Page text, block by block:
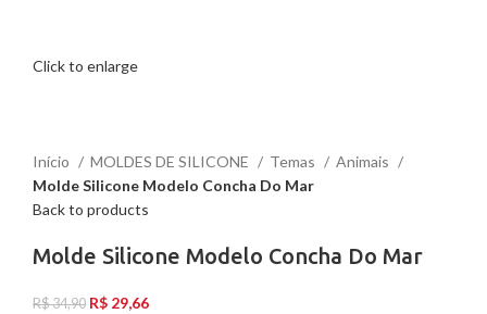
Click to enlarge
Início MOLDES DE SILICONE Temas
Animais
Molde Silicone Modelo Concha Do Mar
Back to products
Molde Silicone Modelo Concha Do Mar
R$34,90 R$ 29,66